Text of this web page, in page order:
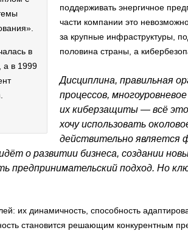
в
а в 1999
поддерживать энергичное
части компании это
за крупные инфраструктуры,
половина страны, а
Дисциплина, правильная
процессов,
их киберзащиты — всё
хочу использовать
действительно является
о развитии бизнеса, создании
предпринимательский подход. Но
их динамичность, способность
становится решающим конкурентным